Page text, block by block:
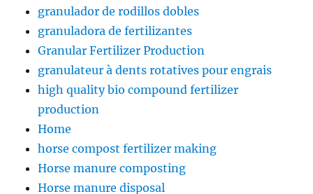
granulador de rodillos dobles
granuladora de fertilizantes
Granular Fertilizer Production
granulateur à dents rotatives pour engrais
high quality bio compound fertilizer
production
Home
horse compost fertilizer making
Horse manure composting
Horse manure disposal